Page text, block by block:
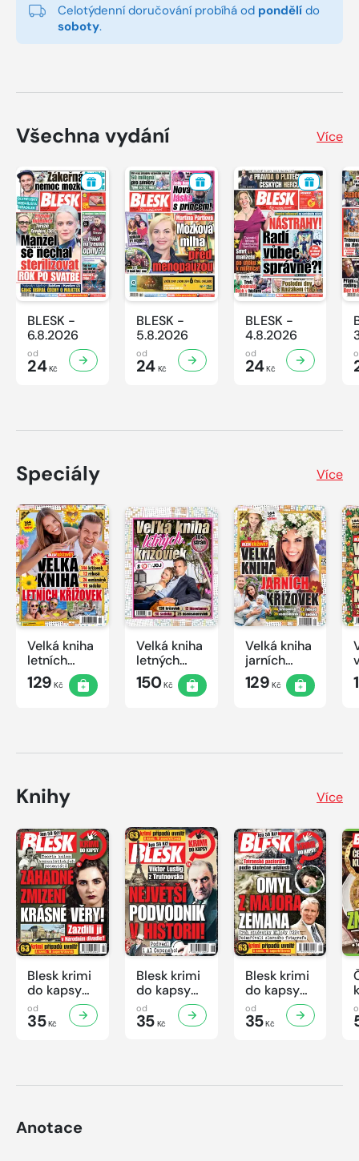
Celotýdenní doručování probíhá od pondělí do
soboty.
Všechna vydání Více
BLESK -
6.8.2026
od
24Kč
BLESK -
5.8.2026
od
24Kč
BLESK -
4.8.2026
od
24Kč
Speciály Více
Velká kniha
letních
křížovek
2026
129 Kč
Velká kniha
letných
krížoviek s
TV JOJ
150Kč
Velká kniha
jarních
křížovek
2026
129 Kč
Knihy Více
Blesk krimi
do kapsy
č.7/2026
od
35Kč
Blesk krimi
do kapsy
č.6/2026
od
35Kč
Blesk krimi
do kapsy
č.5/2026
od
35Kč
Anotace